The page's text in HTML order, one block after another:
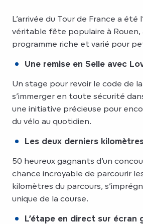
L’arrivée du Tour de France a été
véritable fête populaire à Rouen,
programme riche et varié pour
Une remise en Selle avec
Un stage pour revoir le code de
s’immerger en toute sécurité
une initiative précieuse pour
du vélo au quotidien.
Les deux derniers
50 heureux gagnants d’un
chance incroyable de parcourir
kilomètres du parcours,
unique de la course.
L’étape en direct sur écran